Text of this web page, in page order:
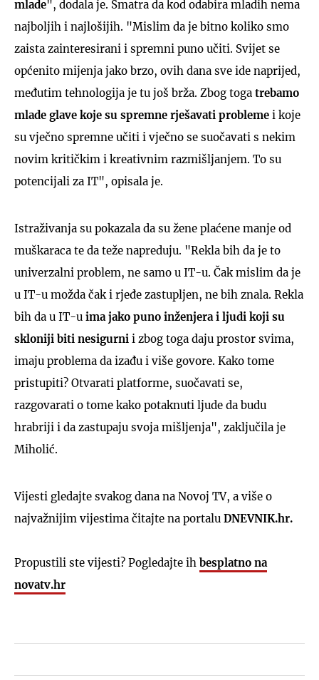
mlade", dodala je. Smatra da kod odabira mladih nema
najboljih i najlošijih. "Mislim da je bitno koliko smo
zaista zainteresirani i spremni puno učiti. Svijet se
općenito mijenja jako brzo, ovih dana sve ide naprijed,
međutim tehnologija je tu još brža. Zbog toga trebamo
mlade glave koje su spremne rješavati probleme i koje
su vječno spremne učiti i vječno se suočavati s nekim
novim kritičkim i kreativnim razmišljanjem. To su
potencijali za IT", opisala je.
Istraživanja su pokazala da su žene plaćene manje od
muškaraca te da teže napreduju. "Rekla bih da je to
univerzalni problem, ne samo u IT-u. Čak mislim da je
u IT-u možda čak i rjeđe zastupljen, ne bih znala. Rekla
bih da u IT-u ima jako puno inženjera i ljudi koji su
skloniji biti nesigurni i zbog toga daju prostor svima,
imaju problema da izađu i više govore. Kako tome
pristupiti? Otvarati platforme, suočavati se,
razgovarati o tome kako potaknuti ljude da budu
hrabriji i da zastupaju svoja mišljenja", zaključila je
Miholić.
Vijesti gledajte svakog dana na Novoj TV, a više o
najvažnijim vijestima čitajte na portalu DNEVNIK.hr.
Propustili ste vijesti? Pogledajte ih besplatno na
novatv.hr